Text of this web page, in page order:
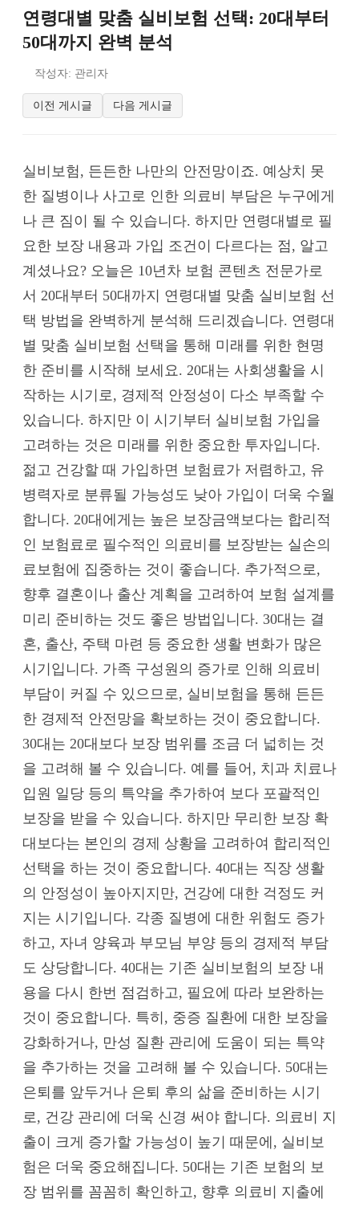
연령대별 맞춤 실비보험 선택: 20대부터
50대까지 완벽 분석
작성자: 관리자
이전 게시글 다음 게시글
실비보험, 든든한 나만의 안전망이죠. 예상치 못
한 질병이나 사고로 인한 의료비 부담은 누구에게
나 큰 짐이 될 수 있습니다. 하지만 연령대별로 필
요한 보장 내용과 가입 조건이 다르다는 점, 알고
계셨나요? 오늘은 10년차 보험 콘텐츠 전문가로
서 20대부터 50대까지 연령대별 맞춤 실비보험 선
택 방법을 완벽하게 분석해 드리겠습니다. 연령대
별 맞춤 실비보험 선택을 통해 미래를 위한 현명
한 준비를 시작해 보세요. 20대는 사회생활을 시
작하는 시기로, 경제적 안정성이 다소 부족할 수
있습니다. 하지만 이 시기부터 실비보험 가입을
고려하는 것은 미래를 위한 중요한 투자입니다.
젊고 건강할 때 가입하면 보험료가 저렴하고, 유
병력자로 분류될 가능성도 낮아 가입이 더욱 수월
합니다. 20대에게는 높은 보장금액보다는 합리적
인 보험료로 필수적인 의료비를 보장받는 실손의
료보험에 집중하는 것이 좋습니다. 추가적으로,
향후 결혼이나 출산 계획을 고려하여 보험 설계를
미리 준비하는 것도 좋은 방법입니다. 30대는 결
혼, 출산, 주택 마련 등 중요한 생활 변화가 많은
시기입니다. 가족 구성원의 증가로 인해 의료비
부담이 커질 수 있으므로, 실비보험을 통해 든든
한 경제적 안전망을 확보하는 것이 중요합니다.
30대는 20대보다 보장 범위를 조금 더 넓히는 것
을 고려해 볼 수 있습니다. 예를 들어, 치과 치료나
입원 일당 등의 특약을 추가하여 보다 포괄적인
보장을 받을 수 있습니다. 하지만 무리한 보장 확
대보다는 본인의 경제 상황을 고려하여 합리적인
선택을 하는 것이 중요합니다. 40대는 직장 생활
의 안정성이 높아지지만, 건강에 대한 걱정도 커
지는 시기입니다. 각종 질병에 대한 위험도 증가
하고, 자녀 양육과 부모님 부양 등의 경제적 부담
도 상당합니다. 40대는 기존 실비보험의 보장 내
용을 다시 한번 점검하고, 필요에 따라 보완하는
것이 중요합니다. 특히, 중증 질환에 대한 보장을
강화하거나, 만성 질환 관리에 도움이 되는 특약
을 추가하는 것을 고려해 볼 수 있습니다. 50대는
은퇴를 앞두거나 은퇴 후의 삶을 준비하는 시기
로, 건강 관리에 더욱 신경 써야 합니다. 의료비 지
출이 크게 증가할 가능성이 높기 때문에, 실비보
험은 더욱 중요해집니다. 50대는 기존 보험의 보
장 범위를 꼼꼼히 확인하고, 향후 의료비 지출에